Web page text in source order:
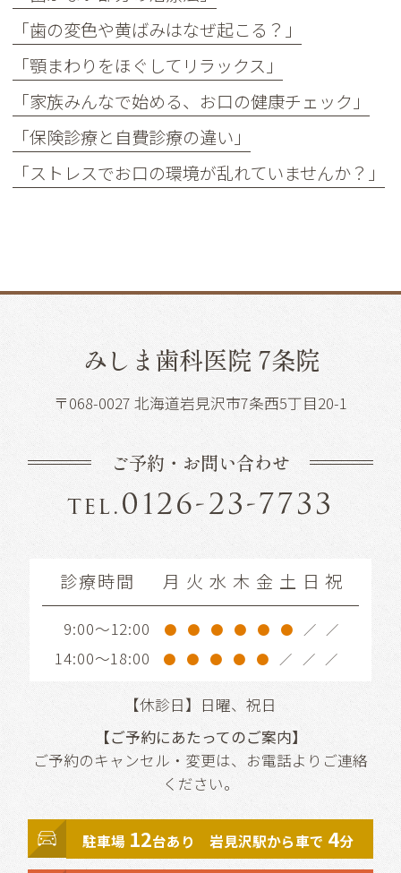
「歯の変色や黄ばみはなぜ起こる？」
「顎まわりをほぐしてリラックス」
「家族みんなで始める、お口の健康チェック」
「保険診療と自費診療の違い」
「ストレスでお口の環境が乱れていませんか？」
みしま歯科医院 7条院
〒068-0027 北海道岩見沢市7条西5丁目20-1
ご予約・お問い合わせ
tel.0126-23-7733
診療時間 月 火 水 木 金 土 日 祝
9:00～12:00 ● ● ● ● ● ● ／ ／
14:00～18:00 ● ● ● ● ● ／ ／ ／
【休診日】日曜、祝日
【ご予約にあたってのご案内】
ご予約のキャンセル・変更は、お電話よりご連絡
ください。
駐車場 12台あり 岩見沢駅から車で 4分